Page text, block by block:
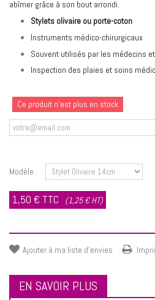
abîmer grâce à son bout arrondi.
Stylets olivaire ou porte-coton
Instruments médico-chirurgicaux
Souvent utilisés par les médecins
Inspection des plaies et soins
Ce produit n'est plus en stock
Modèle :
1,50 € TTC (1,25 € HT)
Ajouter à ma liste d'envies
EN SAVOIR PLUS